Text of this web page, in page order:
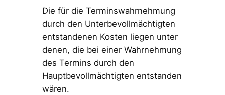
Die für die Terminswahrnehmung
durch den Unterbevollmächtigten
entstandenen Kosten liegen unter
denen, die bei einer Wahrnehmung
des Termins durch den
Hauptbevollmächtigten entstanden
wären.